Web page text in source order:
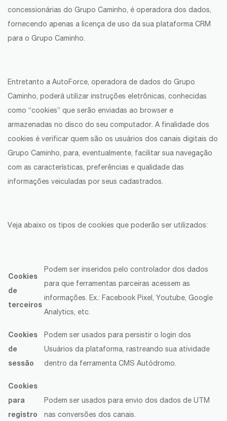
concessionárias do Grupo Caminho, é operadora dos dados,
fornecendo apenas a licença de uso da sua plataforma CRM
para o Grupo Caminho.
Entretanto a AutoForce, operadora de dados do Grupo
Caminho, poderá utilizar instruções eletrônicas, conhecidas
como “cookies” que serão enviadas ao browser e
armazenadas no disco do seu computador. A finalidade dos
cookies é verificar quem são os usuários dos canais digitais do
Grupo Caminho, para, eventualmente, facilitar sua navegação
com as características, preferências e qualidade das
informações veiculadas por seus cadastrados.
Veja abaixo os tipos de cookies que poderão ser utilizados:
Cookies
de
terceiros
Podem ser inseridos pelo controlador dos dados
para que ferramentas parceiras acessem as
informações. Ex.: Facebook Pixel, Youtube, Google
Analytics, etc.
Cookies
de
sessão
Podem ser usados para persistir o login dos
Usuários da plataforma, rastreando sua atividade
dentro da ferramenta CMS Autódromo.
Cookies
para
registro
Podem ser usados para envio dos dados de UTM
nas conversões dos canais.